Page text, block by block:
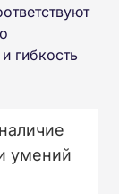
гибкость
умений